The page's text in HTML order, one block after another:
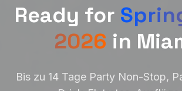
Ready for
2026 in
Bis zu 14 Tage Party Non-Stop,